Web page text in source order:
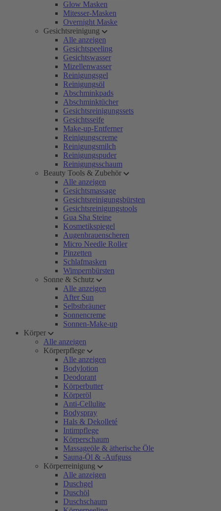
Glow Masken
Mitesser-Masken
Overnight Maske
Gesichtsreinigung
Alle anzeigen
Gesichtspeeling
Gesichtswasser
Mizellenwasser
Reinigungsgel
Reinigungsöl
Abschminkpads
Abschminktücher
Gesichtsreinigungssets
Gesichtsseife
Make-up-Entferner
Reinigungscreme
Reinigungsmilch
Reinigungspuder
Reinigungsschaum
Beauty Tools & Zubehör
Alle anzeigen
Gesichtsmassage
Gesichtsreinigungsbürsten
Gesichtsreinigungstools
Gua Sha Steine
Kosmetikspiegel
Augenbrauenscheren
Micro Needle Roller
Pinzetten
Schlafmasken
Wimpernbürsten
Sonne & Schutz
Alle anzeigen
After Sun
Selbstbräuner
Sonnencreme
Sonnen-Make-up
Körper
Alle anzeigen
Körperpflege
Alle anzeigen
Bodylotion
Deodorant
Körperbutter
Körperöl
Anti-Cellulite
Bodyspray
Hals & Dekolleté
Intimpflege
Körperschaum
Massageöle & ätherische Öle
Sauna-Öl & -Aufguss
Körperreinigung
Alle anzeigen
Duschgel
Duschöl
Duschschaum